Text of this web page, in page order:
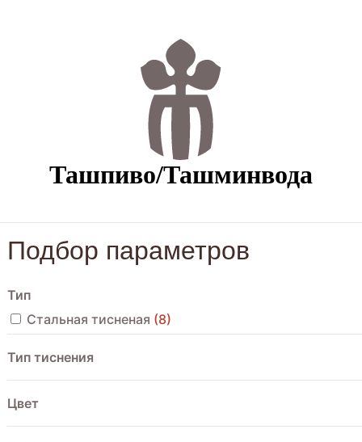
Ташпиво/Ташминвода
Подбор параметров
Тип
Стальная тисненая 8
Тип тиснения
Внутрь 8
Цвет
Золотистый 3